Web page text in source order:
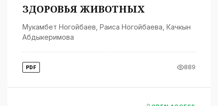
ЗДОРОВЬЯ ЖИВОТНЫХ
Мукамбет Ногойбаев Раиса Ногойбаева Качкын
Абдыкеримова
PDF 889